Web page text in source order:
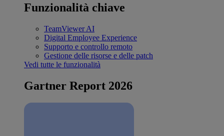
Funzionalità chiave
TeamViewer AI
Digital Employee Experience
Supporto e controllo remoto
Gestione delle risorse e delle patch
Vedi tutte le funzionalità
Gartner Report 2026